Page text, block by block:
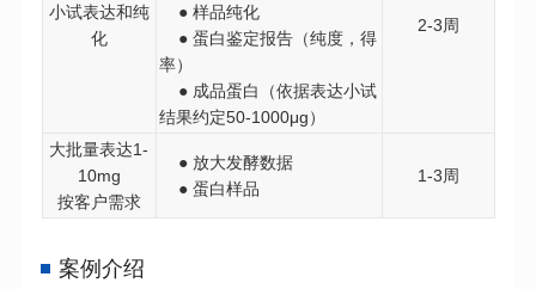
小试表达和纯
化
● 样品纯化
● 蛋白鉴定报告（纯度，得
率）
● 成品蛋白 （依据表达小试
结果约定50-1000μg）
2-3周
大批量表达1-
10mg
按客户需求
● 放大发酵数据
● 蛋白样品
1-3周
案例介绍